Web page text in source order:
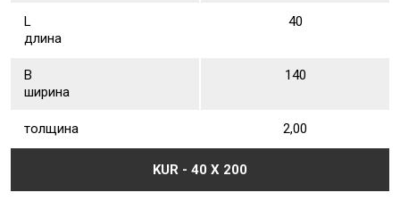
L
длина
40
В
ширина
140
толщина 2,00
KUR - 40 Х 200